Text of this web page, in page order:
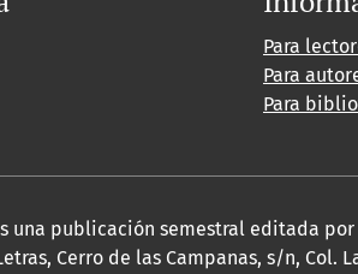
Para
Para
Para
una publicación semestral editada
Cerro de las Campanas, s/n, Col.